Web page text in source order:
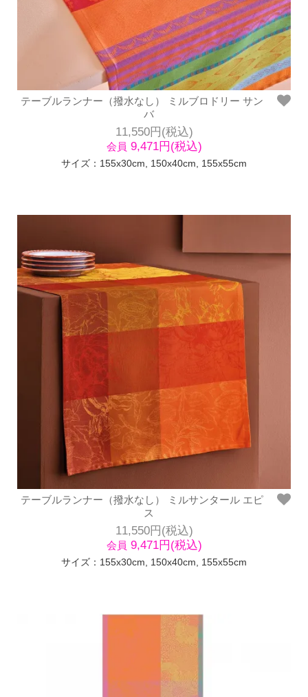
テーブルランナー（撥水なし） ミルブロドリー サン
バ
11,550円(税込)
会員 9,471円(税込)
サイズ：155x30cm, 150x40cm, 155x55cm
テーブルランナー（撥水なし） ミルサンタール エピ
ス
11,550円(税込)
会員 9,471円(税込)
サイズ：155x30cm, 150x40cm, 155x55cm